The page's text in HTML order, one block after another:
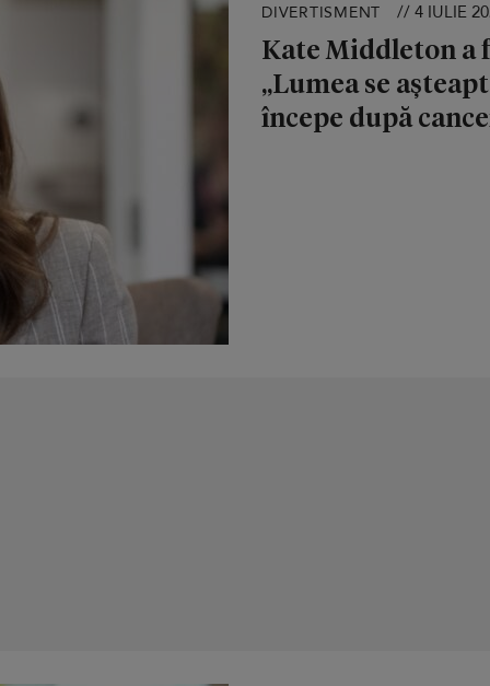
DIVERTISMENT // 4 IULIE
Kate Middleton a
„Lumea se
începe după